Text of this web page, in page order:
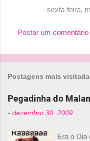
i
s
sexta-feira,
Postar um comentário
Postagens mais
Pegadinha do
- dezembro 30, 2009
Era o Dia